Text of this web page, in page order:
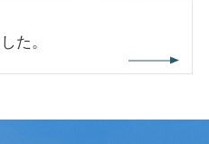
た。